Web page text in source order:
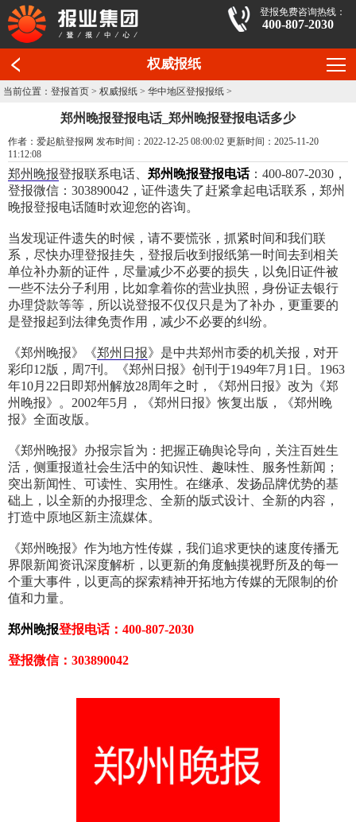
登报免费咨询热线：
400-807-2030
权威报纸
当前位置：登报首页 >权威报纸 >华中地区登报报纸 >
郑州晚报登报电话_郑州晚报登报电话多少
作者：爱起航登报网 发布时间：2022-12-25 08:00:02 更新时间：2025-11-20
11:12:08
郑州晚报登报联系电话、 郑州晚报登报电话：400-807-2030，
登报微信：303890042，证件遗失了赶紧拿起电话联系，郑州
晚报登报电话随时欢迎您的咨询。
当发现证件遗失的时候，请不要慌张，抓紧时间和我们联
系，尽快办理登报挂失，登报后收到报纸第一时间去到相关
单位补办新的证件，尽量减少不必要的损失，以免旧证件被
一些不法分子利用，比如拿着你的营业执照，身份证去银行
办理贷款等等，所以说登报不仅仅只是为了补办，更重要的
是登报起到法律免责作用，减少不必要的纠纷。
《郑州晚报》《郑州日报》是中共郑州市委的机关报，对开
彩印12版，周7刊。《郑州日报》创刊于1949年7月1日。1963
年10月22日即郑州解放28周年之时，《郑州日报》改为《郑
州晚报》。2002年5月，《郑州日报》恢复出版，《郑州晚
报》全面改版。
《郑州晚报》办报宗旨为：把握正确舆论导向，关注百姓生
活，侧重报道社会生活中的知识性、趣味性、服务性新闻；
突出新闻性、可读性、实用性。在继承、发扬品牌优势的基
础上，以全新的办报理念、全新的版式设计、全新的内容，
打造中原地区新主流媒体。
《郑州晚报》作为地方性传媒，我们追求更快的速度传播无
界限新闻资讯深度解析，以更新的角度触摸视野所及的每一
个重大事件，以更高的探索精神开拓地方传媒的无限制的价
值和力量。
郑州晚报登报电话：400-807-2030
登报微信：303890042